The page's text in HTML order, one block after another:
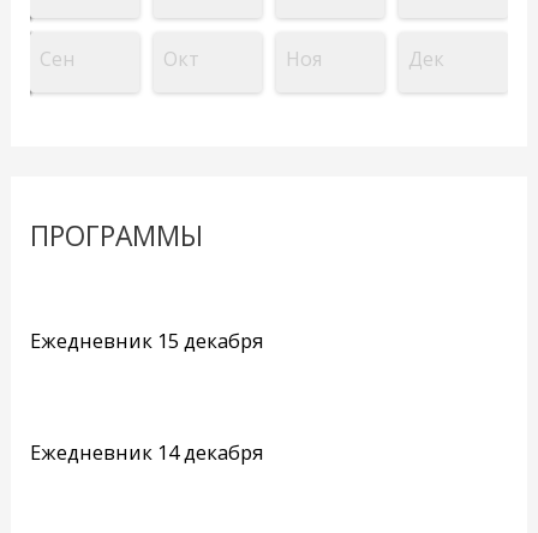
Сен Окт Ноя Дек
ПРОГРАММЫ
Ежедневник 15 декабря
Ежедневник 14 декабря